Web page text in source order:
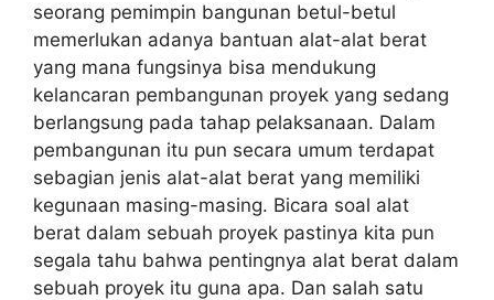
seorang pemimpin bangunan betul-betul
memerlukan adanya bantuan alat-alat berat
yang mana fungsinya bisa mendukung
kelancaran pembangunan proyek yang sedang
berlangsung pada tahap pelaksanaan. Dalam
pembangunan itu pun secara umum terdapat
sebagian jenis alat-alat berat yang memiliki
kegunaan masing-masing. Bicara soal alat
berat dalam sebuah proyek pastinya kita pun
segala tahu bahwa pentingnya alat berat dalam
sebuah proyek itu guna apa. Dan salah satu